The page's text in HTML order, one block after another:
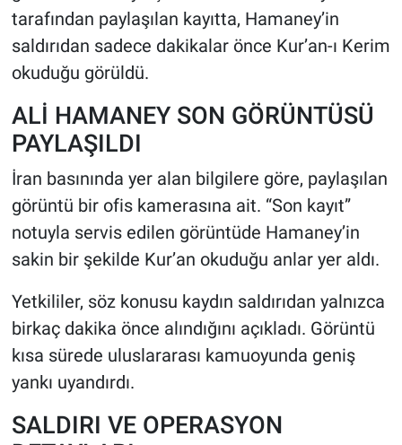
tarafından paylaşılan kayıtta, Hamaney’in
saldırıdan sadece dakikalar önce Kur’an-ı Kerim
okuduğu görüldü.
ALİ HAMANEY SON GÖRÜNTÜSÜ
PAYLAŞILDI
İran basınında yer alan bilgilere göre, paylaşılan
görüntü bir ofis kamerasına ait. “Son kayıt”
notuyla servis edilen görüntüde Hamaney’in
sakin bir şekilde Kur’an okuduğu anlar yer aldı.
Yetkililer, söz konusu kaydın saldırıdan yalnızca
birkaç dakika önce alındığını açıkladı. Görüntü
kısa sürede uluslararası kamuoyunda geniş
yankı uyandırdı.
SALDIRI VE OPERASYON
POLİTİKA
MAGAZİN
Bilim, Teknoloji